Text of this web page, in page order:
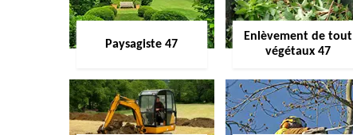
Paysagiste 47
Enlèvement de tout
végétaux 47